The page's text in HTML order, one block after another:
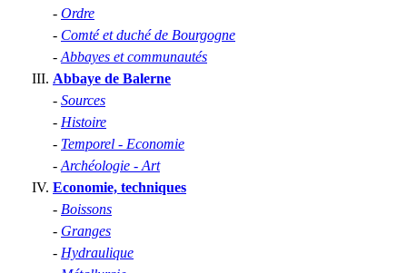
- Ordre
- Comté et duché de Bourgogne
- Abbayes et communautés
Abbaye de Balerne
- Sources
- Histoire
- Temporel - Economie
- Archéologie - Art
Economie, techniques
- Boissons
- Granges
- Hydraulique